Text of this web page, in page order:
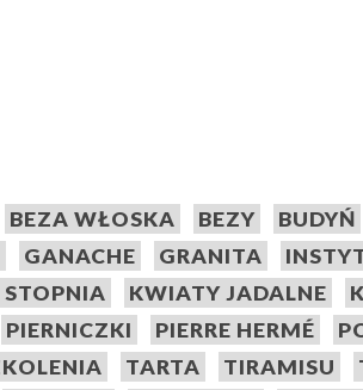
BEZA WŁOSKA BEZY BUDYŃ
GANACHE GRANITA
STOPNIA KWIATY JADALNE
PIERNICZKI PIERRE HERMÉ
TARTA TIRAMISU